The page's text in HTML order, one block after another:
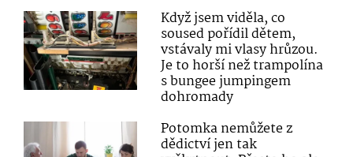
Když jsem viděla, co
soused pořídil dětem,
vstávaly mi vlasy hrůzou.
Je to horší než trampolína
s bungee jumpingem
dohromady
Potomka nemůžete z
dědictví jen tak